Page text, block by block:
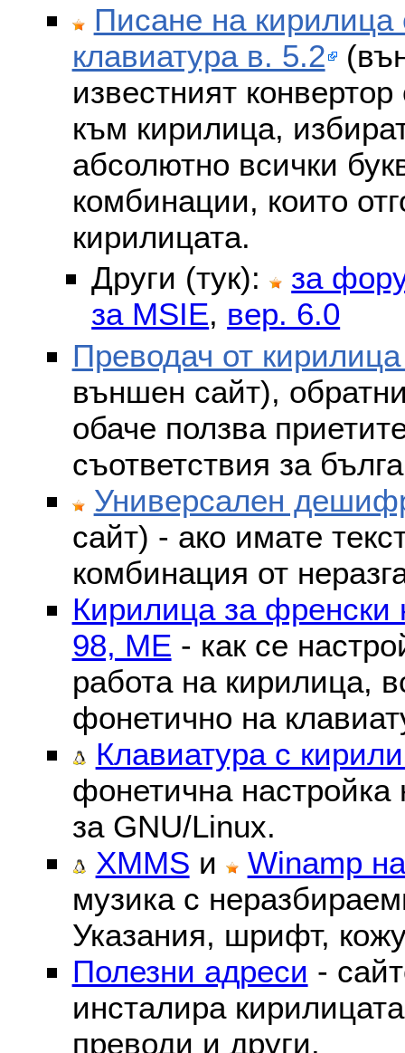
Писане на кирилица
клавиатура в. 5.2
известният
към кирилица,
абсолютно всички
комбинации, които
кирилицата.
Други (тук):
за
за MSIE, вер. 6.0
Преводач от
външен сайт),
обаче ползва
съответствия за
Универсален
сайт) - ако имате
комбинация от
Кирилица за френски
98, ME - как се
работа на кирилица,
фонетично на
Клавиатура с
фонетична
за GNU/Linux.
XMMS и
Winamp
музика с
Указания, шрифт,
Полезни адреси -
инсталира
преводи и други.